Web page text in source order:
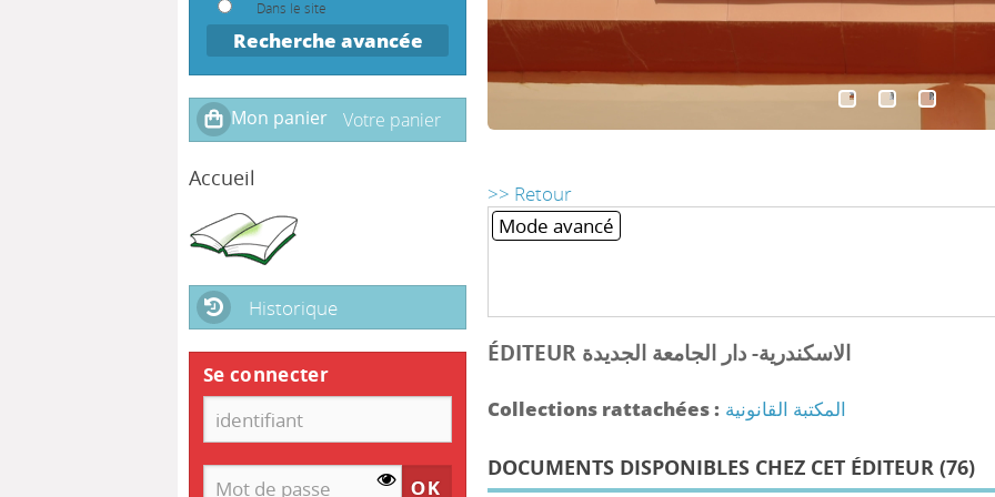
>> Retour
Mode avancé
ÉDITEUR الاسكندرية- دار الجامعة الجديدة
Collections rattachées : المكتبة القانونية
DOCUMENTS DISPONIBLES CHEZ CET ÉDITEUR (76)
Dans le site
Recherche avancée
Accueil
Historique
Se connecter